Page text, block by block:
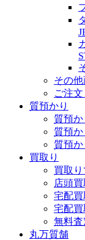
その他
ご注
質預かり
質預
質預
質預
買取り
買取り
店頭
宅配
宅配
無料査
丸万質舗